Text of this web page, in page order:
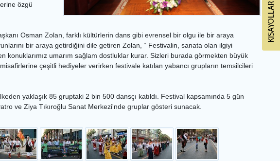
özgü
Osman Zolan, farklı kültürlerin dans gibi evrensel bir olgu ile bir araya
bir araya getirdiğini dile getiren Zolan, “ Festivalin, sanata olan ilgiyi
konuklarımız umarım sağlam dostluklar kurar. Sizleri burada görmekten büyük
çeşitli hediyeler verirken festivale katılan yabancı grupların temsilcileri
yaklaşık 85 gruptaki 2 bin 500 dansçı katıldı. Festival kapsamında 5 gün
ve Ziya Tıkıroğlu Sanat Merkezi'nde gruplar gösteri sunacak.